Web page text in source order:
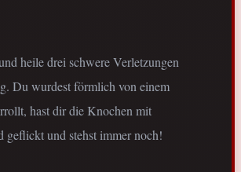
heile drei schwere Verletzungen
Du wurdest förmlich von einem
hast dir die Knochen mit
geflickt und stehst immer noch!